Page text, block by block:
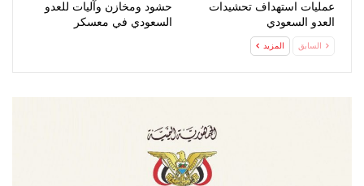
عمليات استهداف تحشيدات
العدو السعودي
حشود ومخازن وآليات للعدو
السعودي في معسكر
السابق المزيد